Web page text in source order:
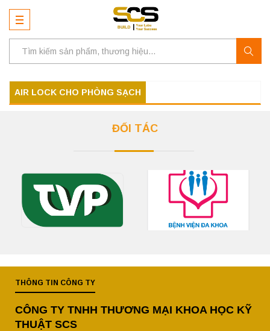
AIR LOCK CHO PHÒNG SẠCH
ĐỐI TÁC
THÔNG TIN CÔNG TY
CÔNG TY TNHH THƯƠNG MẠI KHOA HỌC KỸ
THUẬT SCS